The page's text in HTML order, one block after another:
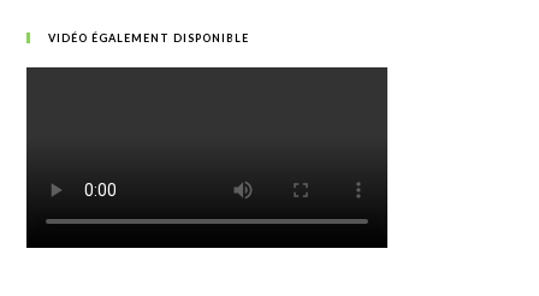
VIDÉO ÉGALEMENT DISPONIBLE